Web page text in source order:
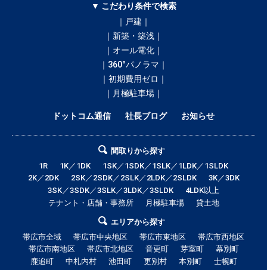
▼ こだわり条件で検索
｜戸建｜
｜新築・築浅｜
｜オール電化｜
｜360°パノラマ｜
｜初期費用ゼロ｜
｜月極駐車場｜
ドットコム通信 社長ブログ お知らせ
間取りから探す
1R
1K／1DK
1SK／1SDK／1SLK／1LDK／1SLDK
2K／2DK
2SK／2SDK／2SLK／2LDK／2SLDK
3K／3DK
3SK／3SDK／3SLK／3LDK／3SLDK
4LDK以上
テナント・店舗・事務所
月極駐車場 貸土地
エリアから探す
帯広市全域
帯広市中央地区 帯広市東地区
帯広市西地区
帯広市南地区
帯広市北地区 音更町 芽室町
幕別町
鹿追町
中札内村 池田町 更別村 本別町
士幌町